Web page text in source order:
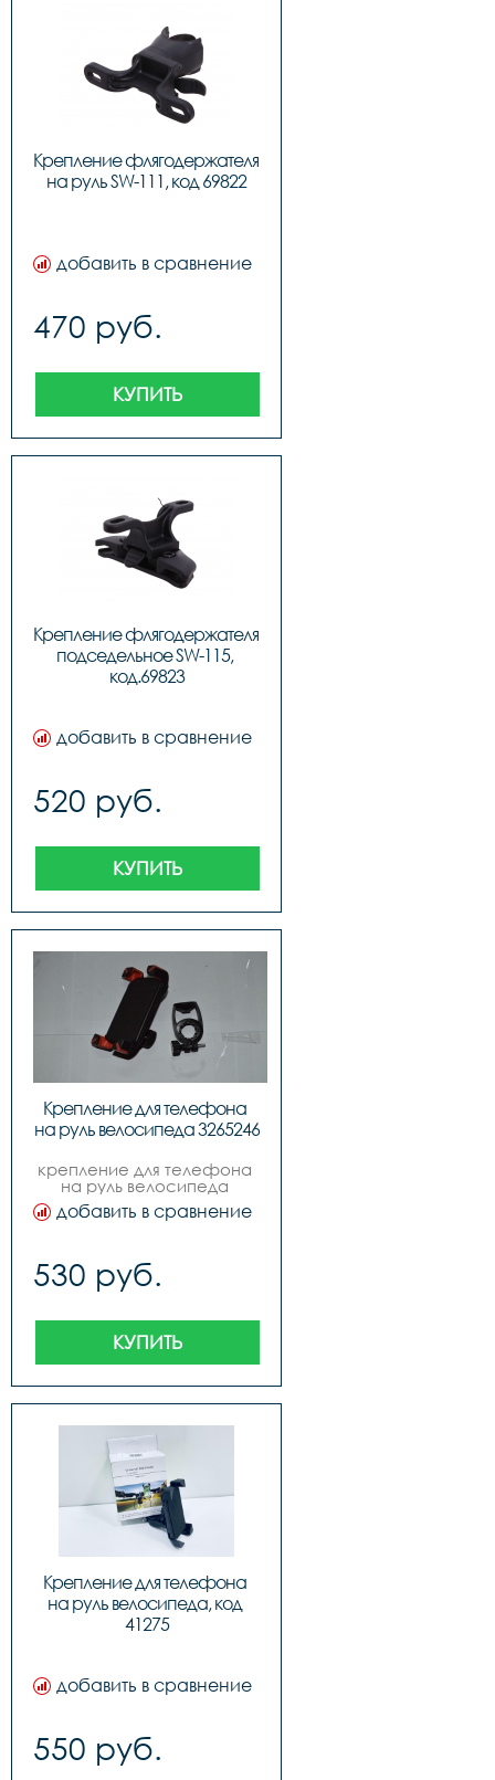
Крепление флягодержателя
на руль SW-111, код 69822
добавить в сравнение
470 руб.
КУПИТЬ
Крепление флягодержателя
подседельное SW-115,
код.69823
добавить в сравнение
520 руб.
КУПИТЬ
Крепление для телефона
на руль велосипеда 3265246
крепление для телефона
на руль велосипеда
добавить в сравнение
530 руб.
КУПИТЬ
Крепление для телефона
на руль велосипеда, код
41275
добавить в сравнение
550 руб.